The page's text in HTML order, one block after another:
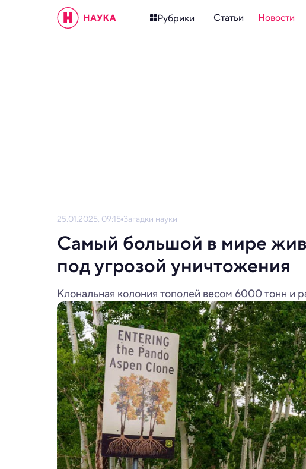
Рубрики Статьи Новости
25.01.2025, 09:15 Загадки науки
Самый большой в мире
под угрозой уничтожения
Клональная колония тополей весом 6000 тонн и